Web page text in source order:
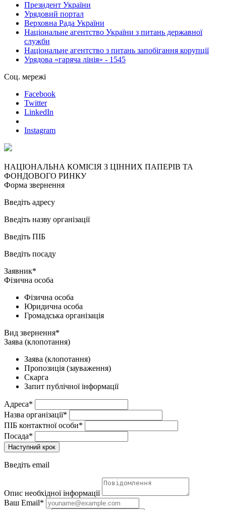
Президент України
Урядовий портал
Верховна Рада України
Національне агентство України з питань державної
служби
Національне агентство з питань запобігання корупції
Урядова «гаряча лінія» - 1545
Соц. мережі
Facebook
Twitter
LinkedIn
Instagram
НАЦІОНАЛЬНА КОМІСІЯ З ЦІННИХ ПАПЕРІВ ТА
ФОНДОВОГО РИНКУ
Форма звернення
Введіть адресу
Введіть назву організації
Введіть ПІБ
Введіть посаду
Заявник*
Фізична особа
Фізична особа
Юридична особа
Громадська організація
Вид звернення*
Заява (клопотання)
Заява (клопотання)
Пропозиція (зауваження)
Скарга
Запит публічної інформації
Адреса*
Назва організації*
ПІБ контактної особи*
Посада*
Наступний крок
Введіть email
Опис необхідної інформації
Ваш Email*